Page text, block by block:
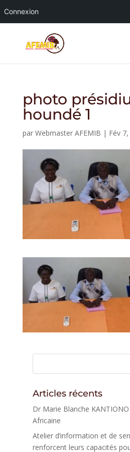
Connexion
photo
houndé 1
par Webmaster AFEMIB | Fév
Articles récents
Dr Marie Blanche KANTIONO
Africaine
Atelier d’information et de
renforcent leurs capacités